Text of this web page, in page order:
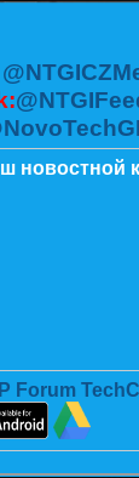
новостной
Forum